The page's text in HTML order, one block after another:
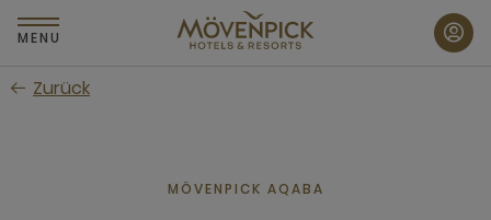
Zum
Hauptinhalt
MENU
Zurück
MÖVENPICK AQABA